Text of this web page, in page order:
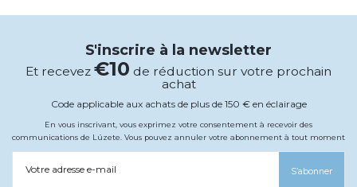
S'inscrire à la newsletter
Et recevez €10 de réduction sur votre prochain
achat
Code applicable aux achats de plus de 150 € en éclairage
En vous inscrivant, vous exprimez votre consentement à recevoir des
communications de Lúzete. Vous pouvez annuler votre abonnement à tout moment
Votre adresse e-mail S’abonner